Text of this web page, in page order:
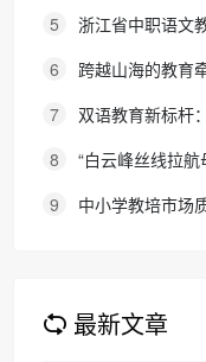
需求，协议保障助力
5
浙江省中职语文
探职教语文教学新路
6
跨越山海的教育
院，首届新生入学
7
双语教育新标杆
新区华美双语学校签
8
“白云峰丝线拉
化的必要途径
9 中小学教培市场
最新文章